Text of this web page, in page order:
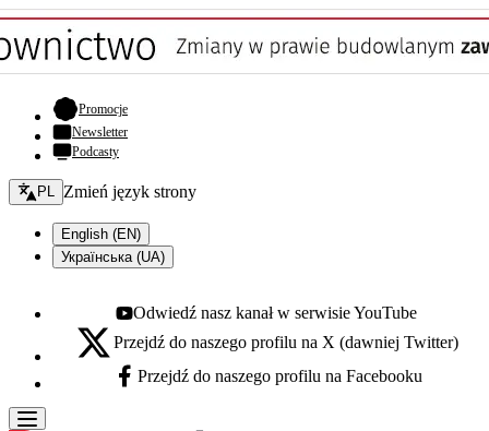
Promocje- otwiera się w nowej karcie
Newsletter
Podcasty
Zmień język - bieżący:
PL Zmień język strony
English (EN)
Українська (UA)
Youtube - otwiera się w nowej karcie
Odwiedź nasz kanał w serwisie YouTube
X - otwiera się w nowej karcie
Przejdź do naszego profilu na X (dawniej Twitter)
Facebook - otwiera się w nowej karcie
Przejdź do naszego profilu na Facebooku